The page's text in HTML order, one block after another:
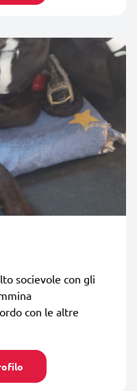
socievole con gli
con le altre